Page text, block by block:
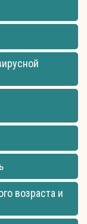
возраста и